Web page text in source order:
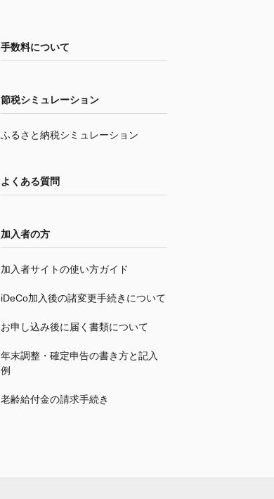
手数料について
節税シミュレーション
ふるさと納税シミュレーション
よくある質問
加入者の方
加入者サイトの使い方ガイド
iDeCo加入後の諸変更手続きについて
お申し込み後に届く書類について
年末調整・確定申告の書き方と記入
例
老齢給付金の請求手続き